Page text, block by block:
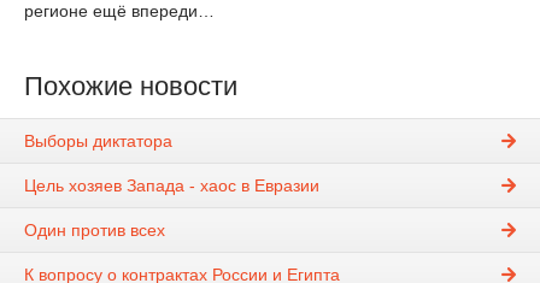
регионе ещё впереди…
Похожие новости
Выборы диктатора
Цель хозяев Запада - хаос в Евразии
Один против всех
К вопросу о контрактах России и Египта